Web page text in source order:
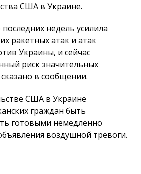
США в Украине.
недель усилила
ракетных атак и атак
Украины, и сейчас
риск значительных
в сообщении.
США в Украине
граждан быть
готовыми немедленно
воздушной тревоги.